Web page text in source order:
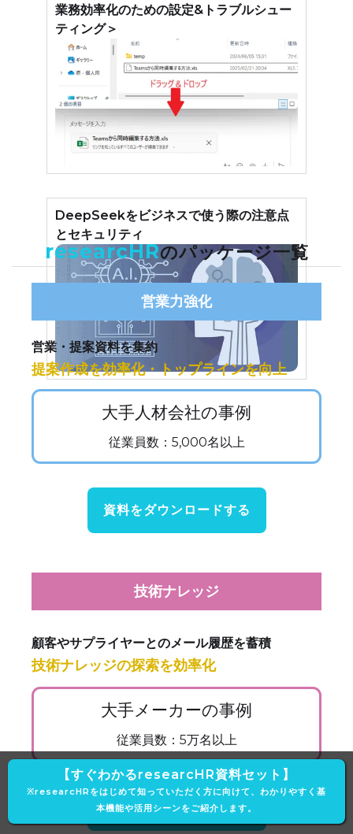
業務効率化のための設定&トラブルシュー
ティング＞
DeepSeekをビジネスで使う際の注意点
とセキュリティ
researcHRのパッケージ一覧
営業力強化
営業・提案資料を集約
提案作成を効率化・トップラインを向上
大手人材会社の事例
従業員数：5,000名以上
資料をダウンロードする
技術ナレッジ
顧客やサプライヤーとのメール履歴を蓄積
技術ナレッジの探索を効率化
大手メーカーの事例
従業員数：5万名以上
資料をダウンロードする
【すぐわかるresearcHR資料セット】
※researcHRをはじめて知っていただく方に向けて、わかりやすく基
本機能や活用シーンをご紹介します。